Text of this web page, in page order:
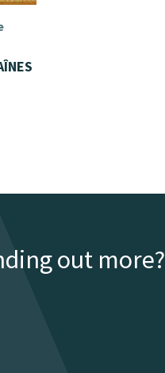
out more?